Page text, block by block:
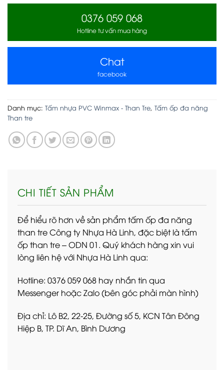
0376 059 068
Hotline tư vấn mua hàng
Chat
facebook
Danh mục: Tấm nhựa PVC Winmax - Than Tre, Tấm ốp đa năng
Than tre
CHI TIẾT SẢN PHẨM
Để hiểu rõ hơn về sản phẩm tấm ốp đa năng
than tre Công ty Nhựa Hà Linh, đặc biệt là tấm
ốp than tre – ODN 01. Quý khách hàng xin vui
lòng liên hệ với Nhựa Hà Linh qua:
Hotline: 0376 059 068 hay nhắn tin qua
Messenger hoặc Zalo (bên góc phải màn hình)
Địa chỉ: Lô B2, 22-25, Đường số 5, KCN Tân Đông
Hiệp B, TP. Dĩ An, Bình Dương